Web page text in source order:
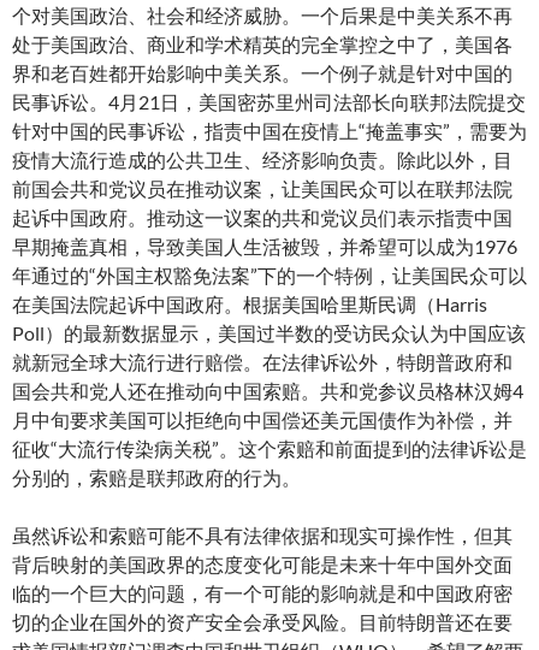
个对美国政治、社会和经济威胁。一个后果是中美关系不再
处于美国政治、商业和学术精英的完全掌控之中了，美国各
界和老百姓都开始影响中美关系。一个例子就是针对中国的
民事诉讼。4月21日，美国密苏里州司法部长向联邦法院提交
针对中国的民事诉讼，指责中国在疫情上“掩盖事实”，需要为
疫情大流行造成的公共卫生、经济影响负责。除此以外，目
前国会共和党议员在推动议案，让美国民众可以在联邦法院
起诉中国政府。推动这一议案的共和党议员们表示指责中国
早期掩盖真相，导致美国人生活被毁，并希望可以成为1976
年通过的“外国主权豁免法案”下的一个特例，让美国民众可以
在美国法院起诉中国政府。根据美国哈里斯民调（Harris
Poll）的最新数据显示，美国过半数的受访民众认为中国应该
就新冠全球大流行进行赔偿。在法律诉讼外，特朗普政府和
国会共和党人还在推动向中国索赔。共和党参议员格林汉姆4
月中旬要求美国可以拒绝向中国偿还美元国债作为补偿，并
征收“大流行传染病关税”。这个索赔和前面提到的法律诉讼是
分别的，索赔是联邦政府的行为。
虽然诉讼和索赔可能不具有法律依据和现实可操作性，但其
背后映射的美国政界的态度变化可能是未来十年中国外交面
临的一个巨大的问题，有一个可能的影响就是和中国政府密
切的企业在国外的资产安全会承受风险。目前特朗普还在要